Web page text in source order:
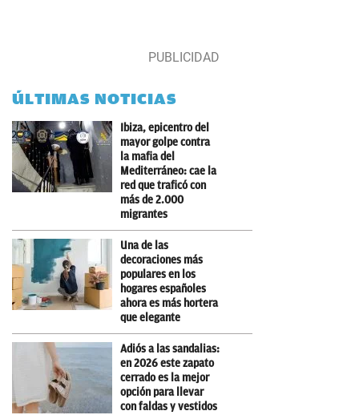
ÚLTIMAS NOTICIAS
Ibiza, epicentro del
mayor golpe contra
la mafia del
Mediterráneo: cae la
red que traficó con
más de 2.000
migrantes
Una de las
decoraciones más
populares en los
hogares españoles
ahora es más hortera
que elegante
Adiós a las sandalias:
en 2026 este zapato
cerrado es la mejor
opción para llevar
con faldas y vestidos